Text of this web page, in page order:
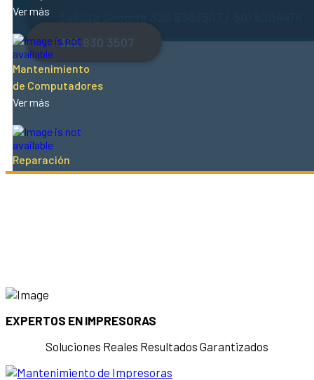
320 830 3507
Ver más
Mantenimiento
de Computadores
Ver más
Reparación
de Televisores
Ver más
EXPERTOS EN IMPRESORAS
Soluciones Reales Resultados Garantizados